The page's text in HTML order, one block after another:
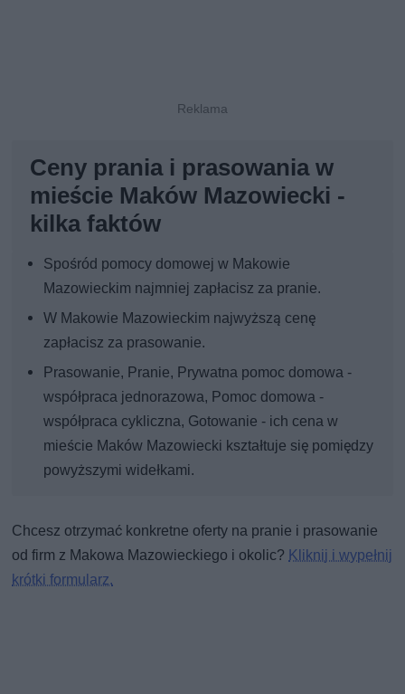
Ceny prania i prasowania w
mieście Maków Mazowiecki -
kilka faktów
Spośród pomocy domowej w Makowie
Mazowieckim najmniej zapłacisz za pranie.
W Makowie Mazowieckim najwyższą cenę
zapłacisz za prasowanie.
Prasowanie, Pranie, Prywatna pomoc domowa -
współpraca jednorazowa, Pomoc domowa -
współpraca cykliczna, Gotowanie - ich cena w
mieście Maków Mazowiecki kształtuje się pomiędzy
powyższymi widełkami.
Chcesz otrzymać konkretne oferty na pranie i prasowanie
od firm z Makowa Mazowieckiego i okolic? Kliknij i wypełnij
krótki formularz.